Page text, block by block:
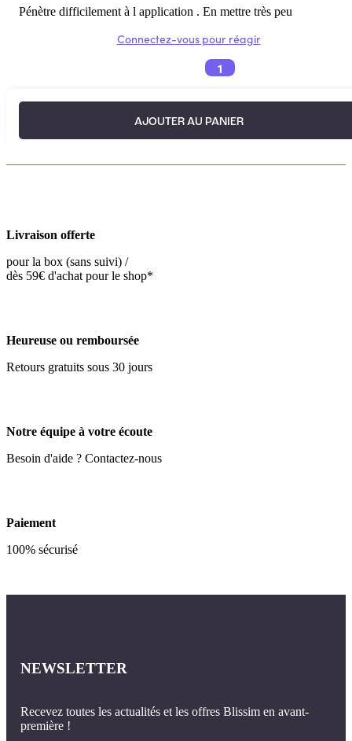
Pénètre difficilement à l application . En mettre très peu
Connectez-vous pour réagir
1
AJOUTER AU PANIER
Livraison offerte
pour la box (sans suivi) /
dès 59€ d'achat pour le shop*
Heureuse ou remboursée
Retours gratuits sous 30 jours
Notre équipe à votre écoute
Besoin d'aide ? Contactez-nous
Paiement
100% sécurisé
NEWSLETTER
Recevez toutes les actualités et les offres Blissim en avant-
première !